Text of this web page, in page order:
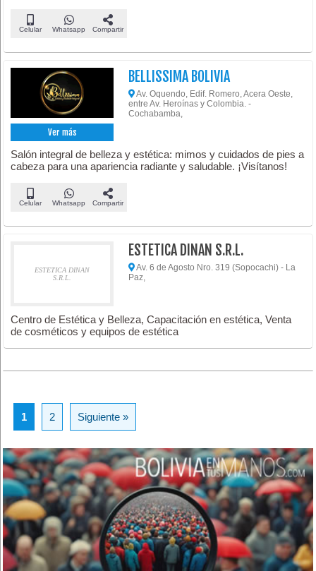
Celular Whatsapp Compartir
Ver más
BELLISSIMA BOLIVIA
Av. Oquendo, Edif. Romero, Acera Oeste,
entre Av. Heroínas y Colombia. -
Cochabamba,
Salón integral de belleza y estética: mimos y cuidados de pies a
cabeza para una apariencia radiante y saludable. ¡Visítanos!
Celular Whatsapp Compartir
ESTETICA DINAN
S.R.L.
ESTETICA DINAN S.R.L.
Av. 6 de Agosto Nro. 319 (Sopocachi) - La
Paz,
Centro de Estética y Belleza, Capacitación en estética, Venta
de cosméticos y equipos de estética
1 2 Siguiente »